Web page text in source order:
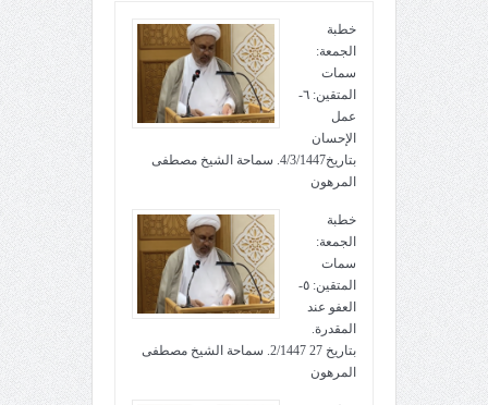
خطبة
الجمعة:
سمات
المتقين: ٦-
عمل
الإحسان
بتاريخ4/3/1447. سماحة الشيخ مصطفى
المرهون
خطبة
الجمعة:
سمات
المتقين: ٥-
العفو عند
المقدرة.
بتاريخ 27 2/1447. سماحة الشيخ مصطفى
المرهون